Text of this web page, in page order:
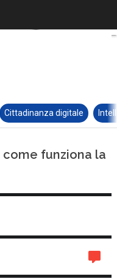
Cittadinanza digitale
funziona la